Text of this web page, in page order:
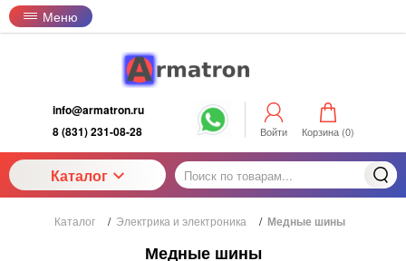
Меню
info@armatron.ru
8 (831) 231-08-28
Войти Корзина (0)
Каталог
Каталог / Электрика и электроника / Медные шины
Медные шины